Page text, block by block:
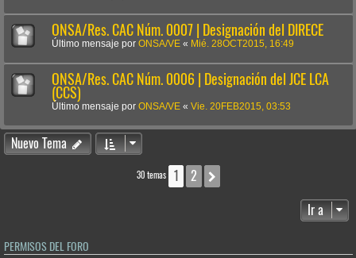
ONSA/Res. CAC Núm. 0007 | Designación del DIRECE
Último mensaje por ONSA/VE « Mié. 28OCT2015, 16:49
ONSA/Res. CAC Núm. 0006 | Designación del JCE LCA
(CCS)
Último mensaje por ONSA/VE « Vie. 20FEB2015, 03:53
Nuevo Tema
30 temas 1 2
Ir a
PERMISOS DEL FORO